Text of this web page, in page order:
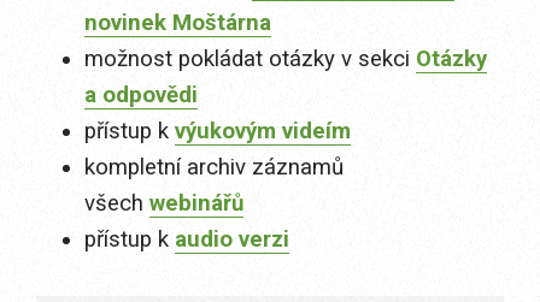
novinek Moštárna
možnost pokládat otázky v sekci Otázky
a odpovědi
přístup k výukovým videím
kompletní archiv záznamů
všech webinářů
přístup k audio verzi